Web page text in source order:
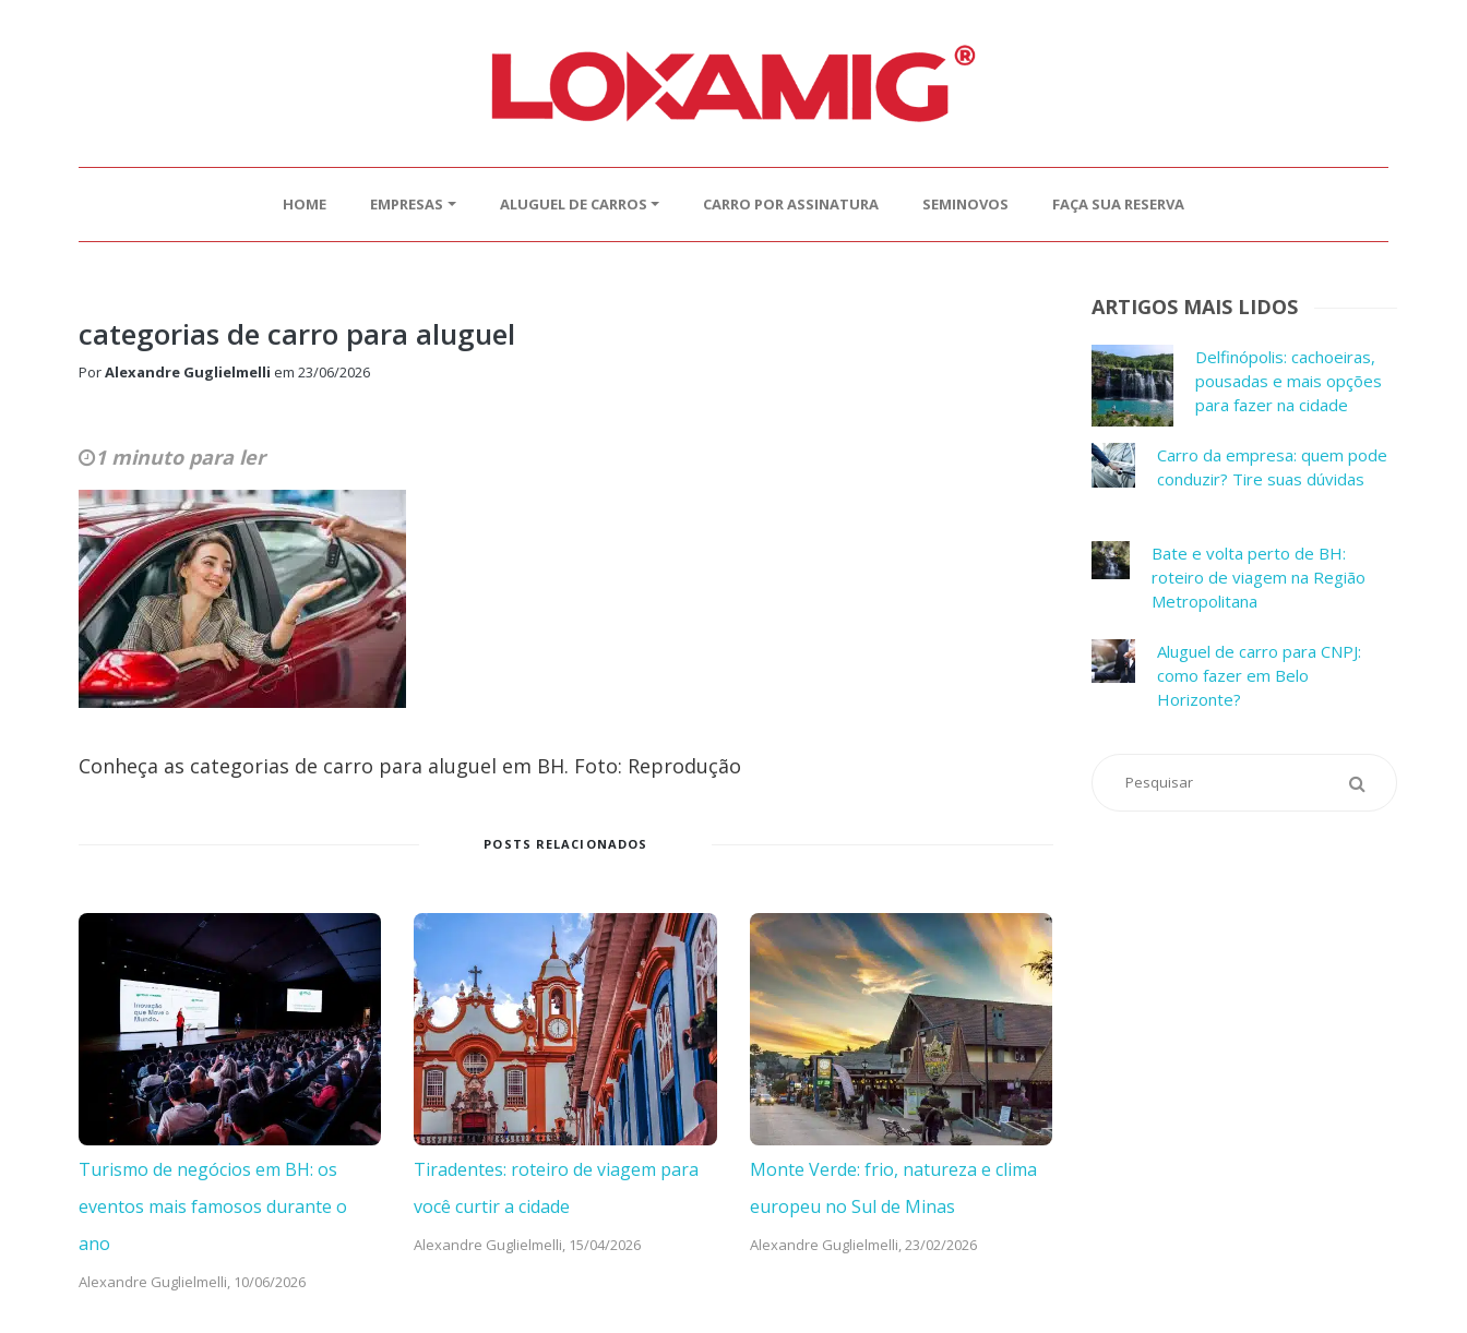
HOME EMPRESAS ALUGUEL DE CARROS CARRO POR ASSINATURA SEMINOVOS FAÇA SUA RESERVA
categorias de carro para aluguel
PorAlexandre Guglielmelli em 23/06/2026
1 minuto para ler
Conheça as categorias de carro para aluguel em BH. Foto: Reprodução
POSTS RELACIONADOS
Turismo de negócios em BH: os
eventos mais famosos durante o
ano
Alexandre Guglielmelli, 10/06/2026
Tiradentes: roteiro de viagem para
você curtir a cidade
Alexandre Guglielmelli, 15/04/2026
Monte Verde: frio, natureza e clima
europeu no Sul de Minas
Alexandre Guglielmelli,23/02/2026
ARTIGOS MAIS LIDOS
Delfinópolis: cachoeiras,
pousadas e mais opções
para fazer na cidade
Carro da empresa: quem pode
conduzir? Tire suas dúvidas
Bate e volta perto de BH:
roteiro de viagem na Região
Metropolitana
Aluguel de carro para CNPJ:
como fazer em Belo
Horizonte?